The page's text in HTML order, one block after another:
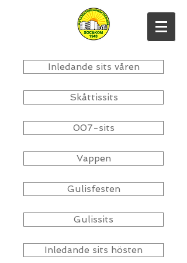
Inledande sits våren
Skåttissits
007-sits
Vappen
Gulisfesten
Gulissits
Inledande sits hösten